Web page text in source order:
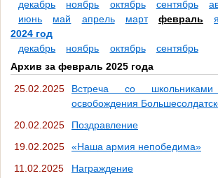
декабрь
ноябрь октябрь сентябрь
июнь
май апрель март февраль
2024 год
декабрь
ноябрь октябрь
сентябрь
Архив за февраль 2025 года
25.02.2025
Встреча со
освобождения
20.02.2025
Поздравление
19.02.2025
«Наша армия непобедима»
11.02.2025
Награждение